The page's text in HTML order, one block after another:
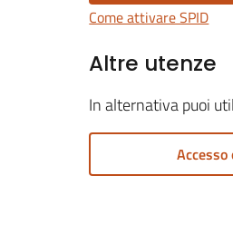
Come attivare SPID
Altre utenze
In alternativa puoi